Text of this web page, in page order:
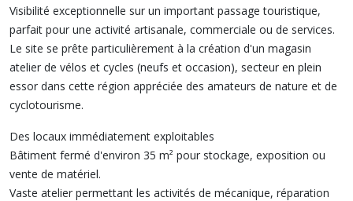
Visibilité exceptionnelle sur un important passage touristique,
parfait pour une activité artisanale, commerciale ou de services.
Le site se prête particulièrement à la création d'un magasin
atelier de vélos et cycles (neufs et occasion), secteur en plein
essor dans cette région appréciée des amateurs de nature et de
cyclotourisme.
Des locaux immédiatement exploitables
Bâtiment fermé d'environ 35 m² pour stockage, exposition ou
vente de matériel.
Vaste atelier permettant les activités de mécanique, réparation